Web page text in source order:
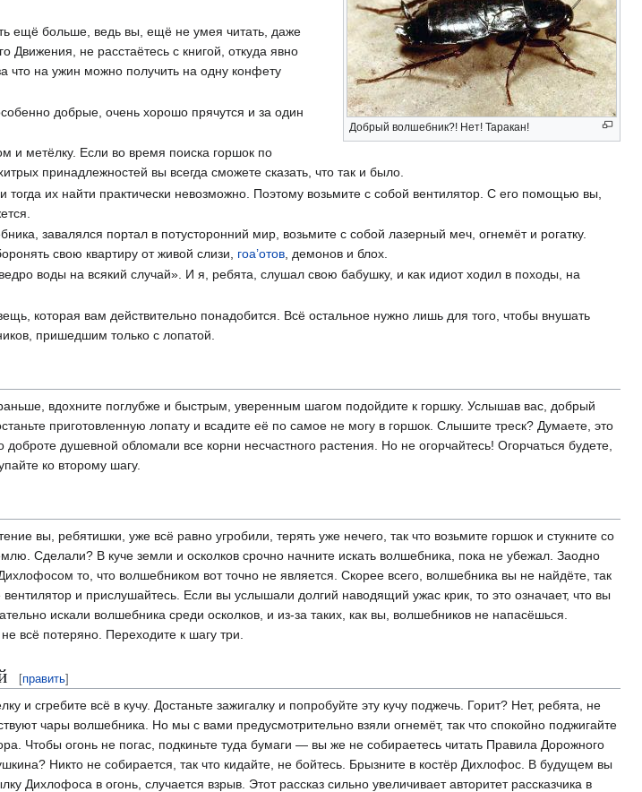
Добрый волшебник?! Нет! Таракан!
ещё больше, ведь вы, ещё не умея читать, даже
Движения, не расстаётесь с книгой, откуда явно
что на ужин можно получить на одну конфету
добрые, очень хорошо прячутся и за один
и метёлку. Если во время поиска горшок по
принадлежностей вы всегда сможете сказать, что так и было.
их найти практически невозможно. Поэтому возьмите с собой вентилятор. С его помощью вы,
завалялся портал в потусторонний мир, возьмите с собой лазерный меч, огнемёт и рогатку.
свою квартиру от живой слизи, гоа’отов , демонов и блох.
воды на всякий случай». И я, ребята, слушал свою бабушку, и как идиот ходил в походы, на
которая вам действительно понадобится. Всё остальное нужно лишь для того, чтобы внушать
пришедшим только с лопатой.
вдохните поглубже и быстрым, уверенным шагом подойдите к горшку. Услышав вас, добрый
приготовленную лопату и всадите её по самое не могу в горшок. Слышите треск? Думаете, это
душевной обломали все корни несчастного растения. Но не огорчайтесь! Огорчаться будете,
ко второму шагу.
вы, ребятишки, уже всё равно угробили, терять уже нечего, так что возьмите горшок и стукните со
Сделали? В куче земли и осколков срочно начните искать волшебника, пока не убежал. Заодно
то, что волшебником вот точно не является. Скорее всего, волшебника вы не найдёте, так
вентилятор и прислушайтесь. Если вы услышали долгий наводящий ужас крик, то это означает, что вы
искали волшебника среди осколков, и из-за таких, как вы, волшебников не напасёшься.
всё потеряно. Переходите к шагу три.
[править]
и сгребите всё в кучу. Достаньте зажигалку и попробуйте эту кучу поджечь. Горит? Нет, ребята, не
чары волшебника. Но мы с вами предусмотрительно взяли огнемёт, так что спокойно поджигайте
Чтобы огонь не погас, подкиньте туда бумаги — вы же не собираетесь читать Правила Дорожного
Никто не собирается, так что кидайте, не бойтесь. Брызните в костёр Дихлофос. В будущем вы
Дихлофоса в огонь, случается взрыв. Этот рассказ сильно увеличивает авторитет рассказчика в